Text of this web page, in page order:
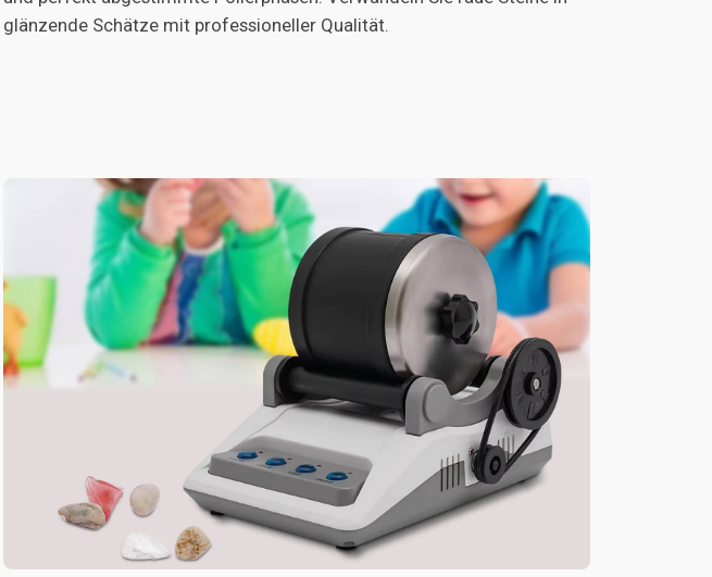
glänzende Schätze mit professioneller Qualität.